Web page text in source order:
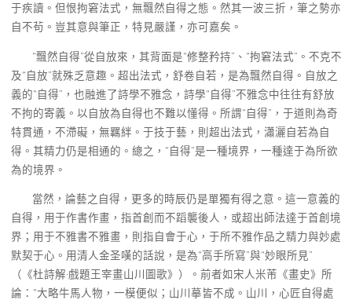
于疾讀。但恨拘窘法式，無飄然自得之態。然其一波三折，筆之勢亦
自不茍。豈其意與筆正，特見嚴謹，亦可嘉矣。
“飄然自得”從自放來，其背面是“修整矜持”、“拘窘法式”。不克不
及“自放”就殊乏意趣。超出法式，舒卷自若，是為飄然自得。自放之
義的“自得”，也融進了詩學不雅念，詩學“自得”不雅念中往往有舒放
不拘的寄義。以自放為自得也不難以懂得。所謂“自得”，于道則為奇
特貫通，不滯礙，無羈絆。于技于藝，則超出法式，瀟灑自若為自
得。其精力仍是相通的。總之，“自得”是一種境界，一種達于為所欲
為的境界。
當然，論藝之自得，更多的時辰仍是單獨有得之意。這一意義的
自得，用于作書作畫，指首創而不蹈襲後人，或超出師法達于首創境
界；用于不雅書不雅畫，則指自會于心，于所不雅作品之精力與妙處
默契于心。用清人金圣嘆的話說，是為“高手所寫”與“妙眼所見”
（《杜詩解·戲題王宰畫山川圖歌》）。前者如宋人米芾《畫史》所
論：“大略牛馬人物，一模便似；山川摹皆不成。山川，心匠自得處